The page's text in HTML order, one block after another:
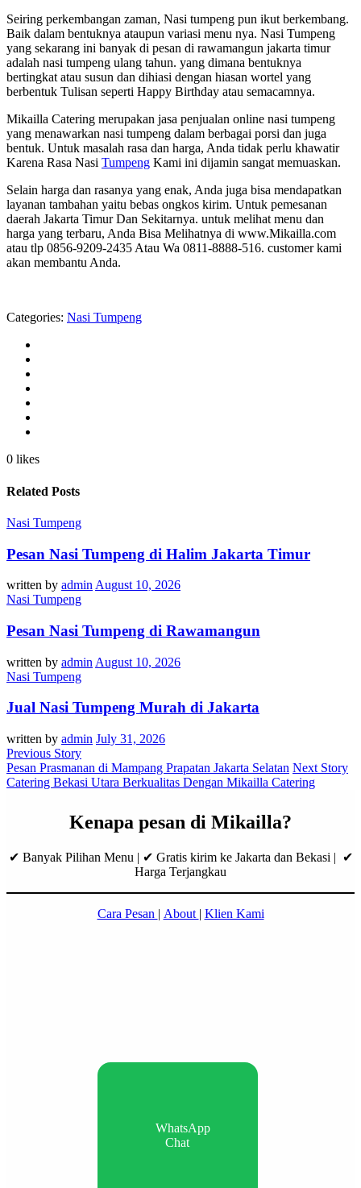
Seiring perkembangan zaman, Nasi tumpeng pun ikut berkembang.
Baik dalam bentuknya ataupun variasi menu nya. Nasi Tumpeng
yang sekarang ini banyak di pesan di rawamangun jakarta timur
adalah nasi tumpeng ulang tahun. yang dimana bentuknya
bertingkat atau susun dan dihiasi dengan hiasan wortel yang
berbentuk Tulisan seperti Happy Birthday atau semacamnya.
Mikailla Catering merupakan jasa penjualan online nasi tumpeng
yang menawarkan nasi tumpeng dalam berbagai porsi dan juga
bentuk. Untuk masalah rasa dan harga, Anda tidak perlu khawatir
Karena Rasa Nasi Tumpeng Kami ini dijamin sangat memuaskan.
Selain harga dan rasanya yang enak, Anda juga bisa mendapatkan
layanan tambahan yaitu bebas ongkos kirim. Untuk pemesanan
daerah Jakarta Timur Dan Sekitarnya. untuk melihat menu dan
harga yang terbaru, Anda Bisa Melihatnya di www.Mikailla.com
atau tlp 0856-9209-2435 Atau Wa 0811-8888-516. customer kami
akan membantu Anda.
Categories: Nasi Tumpeng
0 likes
Related Posts
Nasi Tumpeng
Pesan Nasi Tumpeng di Halim Jakarta Timur
written by admin August 10, 2026
Nasi Tumpeng
Pesan Nasi Tumpeng di Rawamangun
written by admin August 10, 2026
Nasi Tumpeng
Jual Nasi Tumpeng Murah di Jakarta
written by admin July 31, 2026
Previous Story
Pesan Prasmanan di Mampang Prapatan Jakarta Selatan Next Story
Catering Bekasi Utara Berkualitas Dengan Mikailla Catering
Kenapa pesan di Mikailla?
✔ Banyak Pilihan Menu | ✔ Gratis kirim ke Jakarta dan Bekasi | ✔
Harga Terjangkau
Cara Pesan | About | Klien Kami
WhatsApp
Chat